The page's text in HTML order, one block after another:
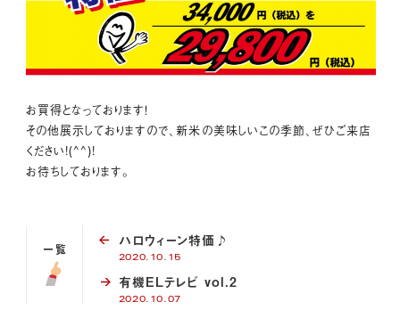
お買得となっております！
その他展示しておりますので、新米の美味しいこの季節、ぜひご来店
ください!(^^)!
お待ちしております。
一覧 ハロウィーン特価♪
2020.10.15
有機ELテレビ vol.2
2020.10.07